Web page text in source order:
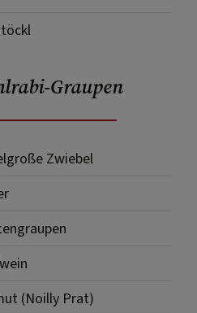
Graupen
Zwiebel
(Noilly Prat)